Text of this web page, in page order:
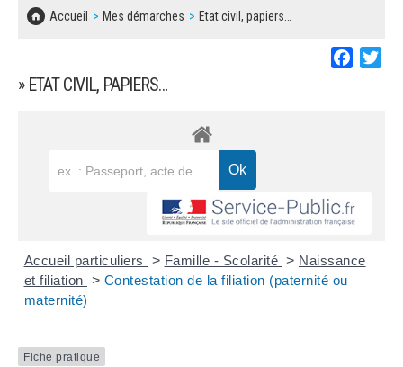
Accueil Mes démarches Etat civil, papiers…
» ETAT CIVIL, PAPIERS…
Accueil particuliers > Famille - Scolarité > Naissance
et filiation > Contestation de la filiation (paternité ou
maternité)
Fiche pratique
CONCERTATIONS PUBLIQUES
SOLIDARITÉ, LOGEMENT
SÉNIORS
DECHETS
BESOIN D'UNE AIDE ?
LES ASSOCIATIONS
MARCHÉS PUBLICS
DOCUMENT D'INFORMATION COMMUNAL
REGLEMENT LOCAL DE PUBLICITÉ
DECLARATION DE DEMARCHAGE
DOSSIER DE DEMANDE DE SUBVENTION
DEMANDE DE PRÊT DE MATERIEL
FICHE D'ORGANISATION MANIFESTATION